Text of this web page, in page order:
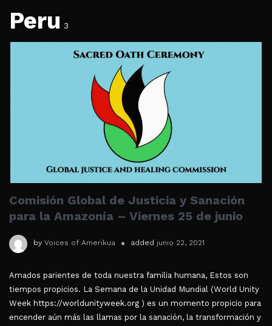
Peru 3
Comisión Global de Justicia y Sanación
para la Amazonía – Viernes 25 de junio
by Voices of Amerikua added junio 22, 2021
Amados parientes de toda nuestra familia humana, Estos son
tiempos propicios. La Semana de la Unidad Mundial (World Unity
Week https://worldunityweek.org ) es un momento propicio para
encender aún más las llamas por la sanación, la transformación y